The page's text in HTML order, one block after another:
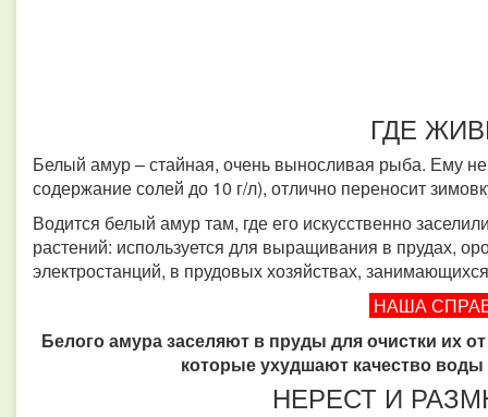
ГДЕ
Белый амур – стайная, очень выносливая рыба. Ему
содержание солей до 10 г/л), отлично переносит
Водится белый амур там, где его искусственно
растений: используется для выращивания в прудах,
электростанций, в прудовых хозяйствах,
НАША
Белого амура заселяют в пруды для очистки их
которые ухудшают качество
НЕРЕСТ И